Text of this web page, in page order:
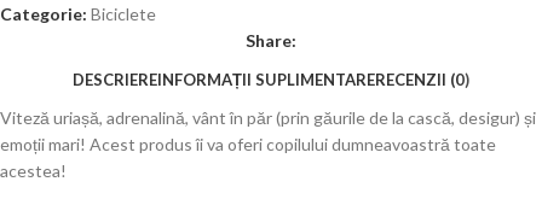
Categorie: Biciclete
Share:
DESCRIEREINFORMAȚII SUPLIMENTARERECENZII (0)
Viteză uriașă, adrenalină, vânt în păr (prin găurile de la cască, desigur) și
emoții mari! Acest produs îi va oferi copilului dumneavoastră toate
acestea!